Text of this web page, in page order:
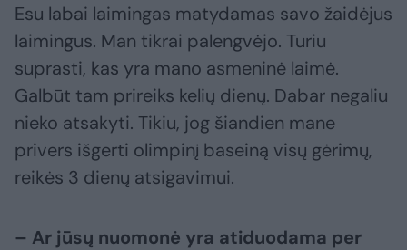
Esu labai laimingas matydamas savo žaidėjus
laimingus. Man tikrai palengvėjo. Turiu
suprasti, kas yra mano asmeninė laimė.
Galbūt tam prireiks kelių dienų. Dabar negaliu
nieko atsakyti. Tikiu, jog šiandien mane
privers išgerti olimpinį baseiną visų gėrimų,
reikės 3 dienų atsigavimui.
– Ar jūsų nuomonė yra atiduodama per